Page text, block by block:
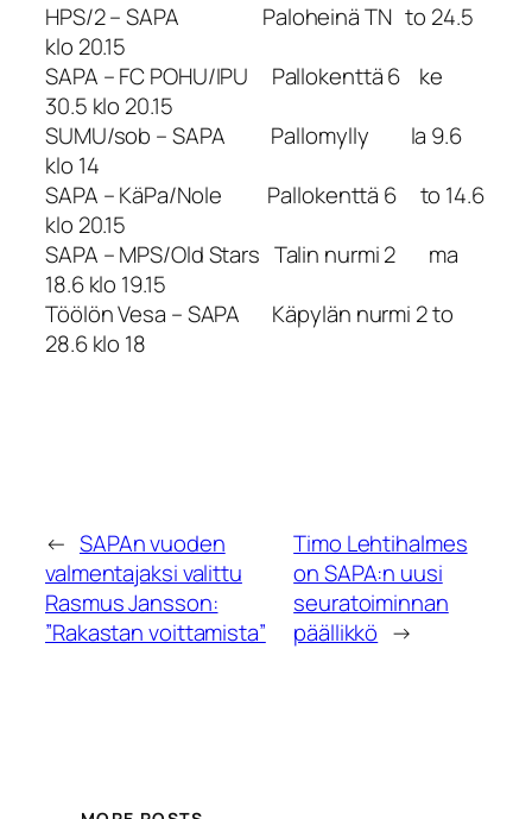
HPS/2 – SAPA Paloheinä TN to 24.5
klo 20.15
SAPA – FC POHU/IPU Pallokenttä 6 ke
30.5 klo 20.15
SUMU/sob – SAPA Pallomylly la 9.6
klo 14
SAPA – KäPa/Nole Pallokenttä 6 to 14.6
klo 20.15
SAPA – MPS/Old Stars Talin nurmi 2 ma
18.6 klo 19.15
Töölön Vesa – SAPA Käpylän nurmi 2 to
28.6 klo 18
← SAPAn vuoden
valmentajaksi valittu
Rasmus Jansson:
”Rakastan voittamista”
Timo Lehtihalmes
on SAPA:n uusi
seuratoiminnan
päällikkö →